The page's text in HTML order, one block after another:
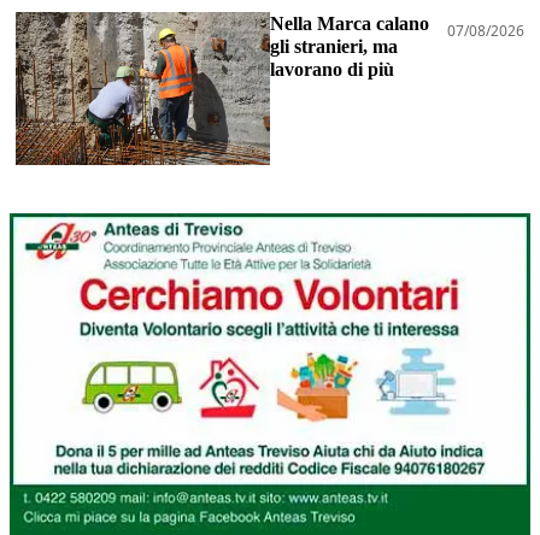
Nella Marca calano
gli stranieri, ma
lavorano di più
07/08/2026